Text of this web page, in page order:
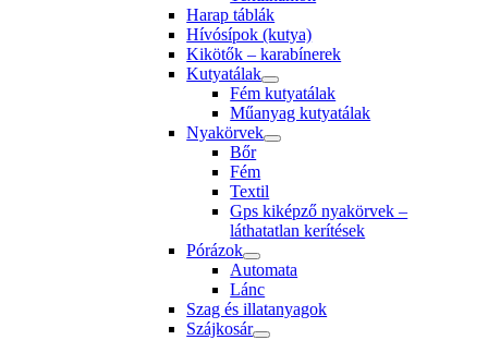
Harap táblák
Hívósípok (kutya)
Kikötők – karabínerek
Kutyatálak
Fém kutyatálak
Műanyag kutyatálak
Nyakörvek
Bőr
Fém
Textil
Gps kiképző nyakörvek –
láthatatlan kerítések
Pórázok
Automata
Lánc
Szag és illatanyagok
Szájkosár